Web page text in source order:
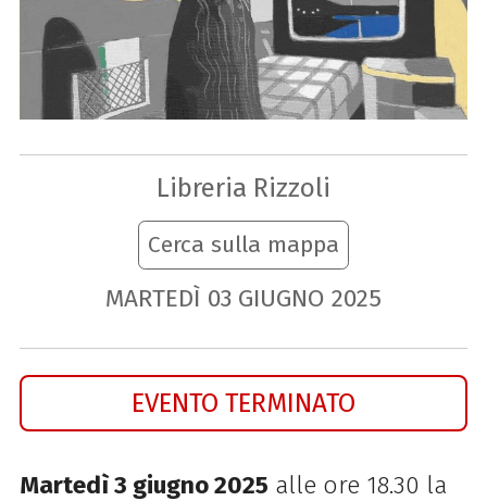
Libreria Rizzoli
Cerca sulla mappa
MARTEDÌ 03 GIUGNO 2025
EVENTO TERMINATO
Martedì 3 giugno 2025 alle ore 18.30 la